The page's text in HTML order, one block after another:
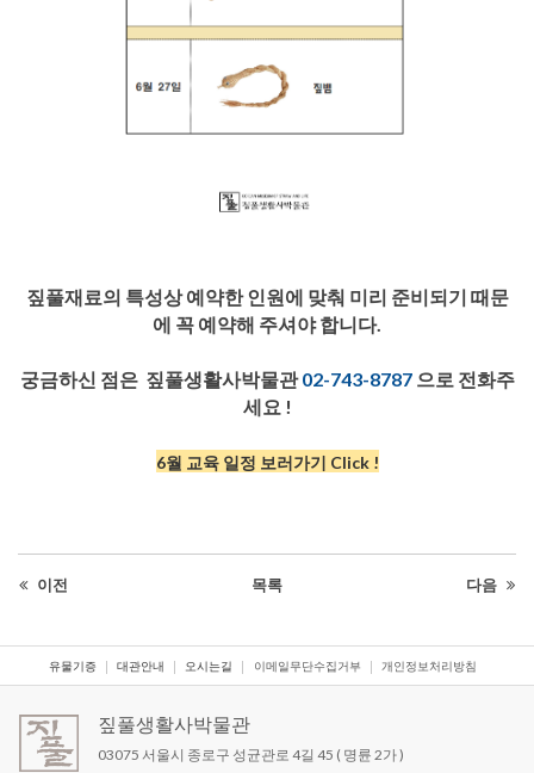
짚풀재료의 특성상 예약한 인원에 맞춰 미리 준비되기 때문
에 꼭 예약해 주셔야 합니다.
궁금하신 점은 짚풀생활사박물관02-743-8787으로 전화주
세요 !
6월 교육 일정 보러가기 Click !
이전 목록 다음
유물기증 대관안내 오시는길 이메일무단수집거부 개인정보처리방침
짚풀생활사박물관
03075 서울시 종로구 성균관로 4길 45 ( 명륜 2가 )